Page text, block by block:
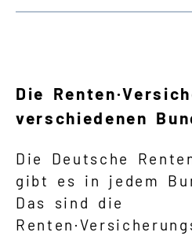
Die
verschiedenen
Die Deutsche
gibt es in jedem
Das sind die